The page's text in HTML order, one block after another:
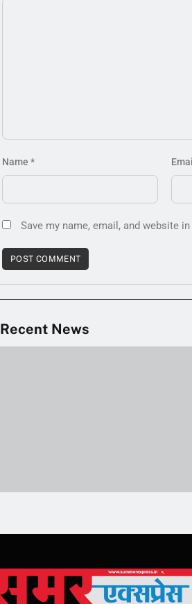
Name * Email
Save my name, email, and website
Recent News